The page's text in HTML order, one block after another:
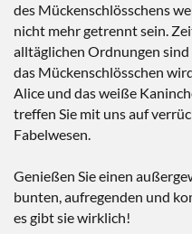
des Mückenschlösschens
nicht mehr getrennt sein.
alltäglichen Ordnungen
das Mückenschlösschen
Alice und das weiße
treffen Sie mit uns auf
Fabelwesen.
Genießen Sie einen
bunten, aufregenden und
es gibt sie wirklich!